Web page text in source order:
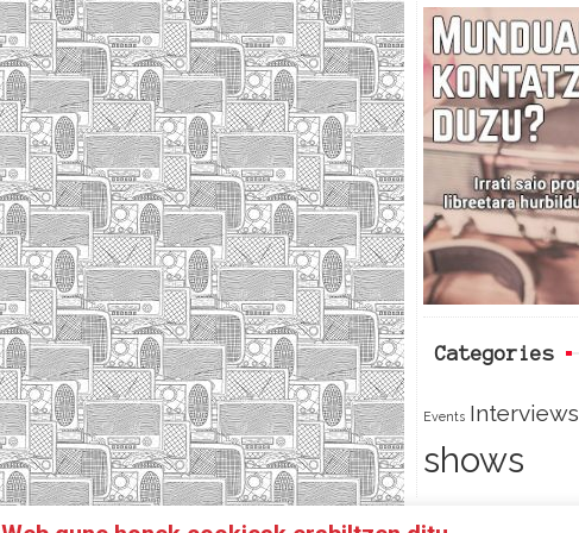
c
e
b
o
o
i
t
t
e
r
Categories
Events Interviews
shows